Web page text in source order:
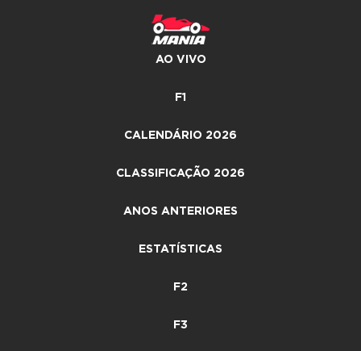
AO VIVO
F1
CALENDÁRIO 2026
CLASSIFICAÇÃO 2026
ANOS ANTERIORES
ESTATÍSTICAS
F2
F3